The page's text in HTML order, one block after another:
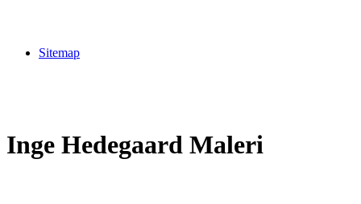
Sitemap
Inge Hedegaard Maleri